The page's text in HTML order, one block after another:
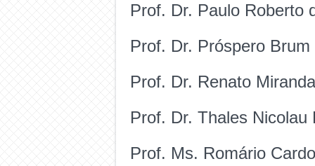
Prof. Dr. Paulo Roberto
Prof. Dr. Próspero Brum
Prof. Dr. Renato Miranda
Prof. Dr. Thales Nicolau
Prof. Ms. Romário